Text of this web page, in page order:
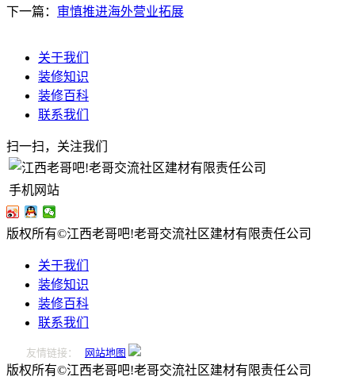
下一篇： 审慎推进海外营业拓展
关于我们
装修知识
装修百科
联系我们
扫一扫，关注我们
手机网站
版权所有©江西老哥吧!老哥交流社区建材有限责任公司
关于我们
装修知识
装修百科
联系我们
友情链接： 网站地图
版权所有©江西老哥吧!老哥交流社区建材有限责任公司